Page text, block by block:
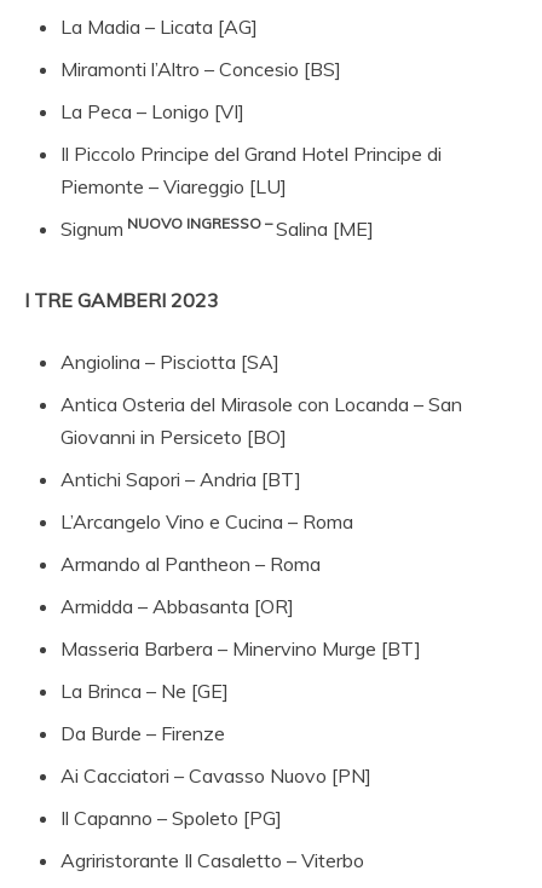
La Madia – Licata [AG]
Miramonti l’Altro – Concesio [BS]
La Peca – Lonigo [VI]
Il Piccolo Principe del Grand Hotel Principe di
Piemonte – Viareggio [LU]
Signum NUOVO INGRESSO –Salina [ME]
I TRE GAMBERI 2023
Angiolina – Pisciotta [SA]
Antica Osteria del Mirasole con Locanda – San
Giovanni in Persiceto [BO]
Antichi Sapori – Andria [BT]
L’Arcangelo Vino e Cucina – Roma
Armando al Pantheon – Roma
Armidda – Abbasanta [OR]
Masseria Barbera – Minervino Murge [BT]
La Brinca – Ne [GE]
Da Burde – Firenze
Ai Cacciatori – Cavasso Nuovo [PN]
Il Capanno – Spoleto [PG]
Agriristorante Il Casaletto – Viterbo